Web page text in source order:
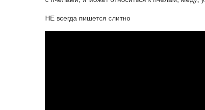
НЕ всегда пишется слитно